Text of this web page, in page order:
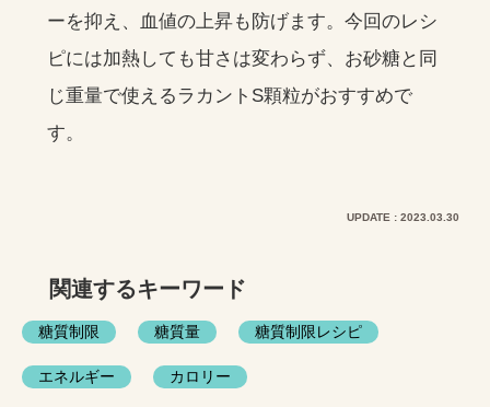
ーを抑え、血値の上昇も防げます。今回のレシ
ピには加熱しても甘さは変わらず、お砂糖と同
じ重量で使えるラカントS顆粒がおすすめで
す。
UPDATE : 2023.03.30
関連するキーワード
糖質制限 糖質量 糖質制限レシピ
エネルギー カロリー